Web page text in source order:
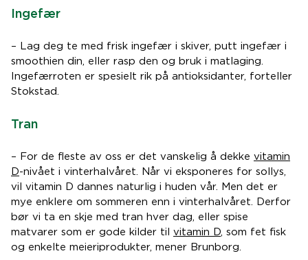
Ingefær
– Lag deg te med frisk ingefær i skiver, putt ingefær i
smoothien din, eller rasp den og bruk i matlaging.
Ingefærroten er spesielt rik på antioksidanter, forteller
Stokstad.
Tran
– For de fleste av oss er det vanskelig å dekke vitamin
D-nivået i vinterhalvåret. Når vi eksponeres for sollys,
vil vitamin D dannes naturlig i huden vår. Men det er
mye enklere om sommeren enn i vinterhalvåret. Derfor
bør vi ta en skje med tran hver dag, eller spise
matvarer som er gode kilder til vitamin D, som fet fisk
og enkelte meieriprodukter, mener Brunborg.